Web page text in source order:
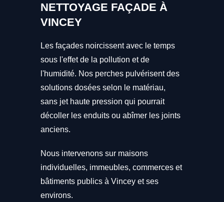
NETTOYAGE FAÇADE À
VINCEY
Les façades noircissent avec le temps
sous l'effet de la pollution et de
l'humidité. Nos perches pulvérisent des
solutions dosées selon le matériau,
sans jet haute pression qui pourrait
décoller les enduits ou abîmer les joints
anciens.
Nous intervenons sur maisons
individuelles, immeubles, commerces et
bâtiments publics à Vincey et ses
environs.